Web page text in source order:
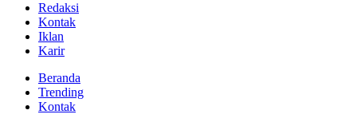
Redaksi
Kontak
Iklan
Karir
Beranda
Trending
Kontak